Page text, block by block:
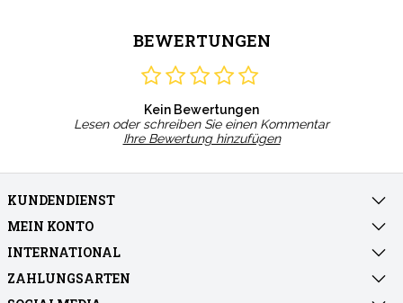
BEWERTUNGEN
Kein Bewertungen
Lesen oder schreiben Sie einen Kommentar
Ihre Bewertung hinzufügen
KUNDENDIENST
MEIN KONTO
INTERNATIONAL
ZAHLUNGSARTEN